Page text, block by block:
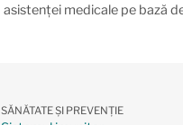
asistenței medicale pe bază
SĂNĂTATE ȘI PREVENȚIE